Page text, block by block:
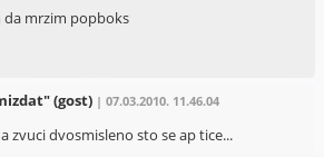
da mrzim popboks
(gost) | 07.03.2010. 11.46.04
zvuci dvosmisleno sto se ap tice...